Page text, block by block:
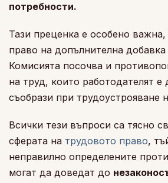
потребности.
Тази преценка е особено
право на допълнителна
Комисията посочва и
на труд, които работодателят
съобрази при трудоустрояване
Всички тези въпроси са тясно
сферата на трудовото право,
неправилно определените
могат да доведат до